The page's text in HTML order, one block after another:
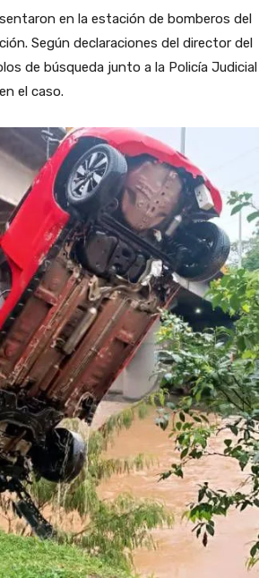
en la estación de bomberos del
Según declaraciones del director del
de búsqueda junto a la Policía Judicial
el caso.